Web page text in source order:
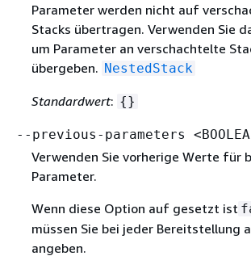
Parameter werden nicht auf
Stacks übertragen. Verwenden Sie
um Parameter an verschachtelte
übergeben. NestedStack
Standardwert: {}
--previous-parameters
Verwenden Sie vorherige Werte für
Parameter.
Wenn diese Option auf gesetzt ist
müssen Sie bei jeder Bereitstellung
angeben.